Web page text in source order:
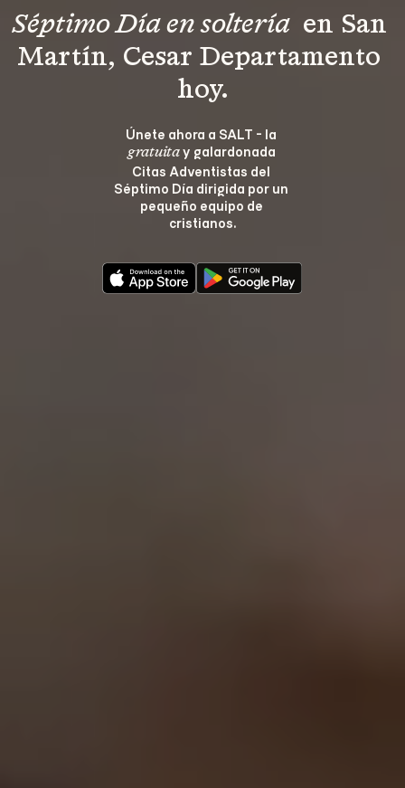
Séptimo Día en soltería en San
Martín, Cesar Departamento
hoy.
Únete ahora a SALT - la
gratuita y galardonada
Citas Adventistas del
Séptimo Día dirigida por un
pequeño equipo de
cristianos.